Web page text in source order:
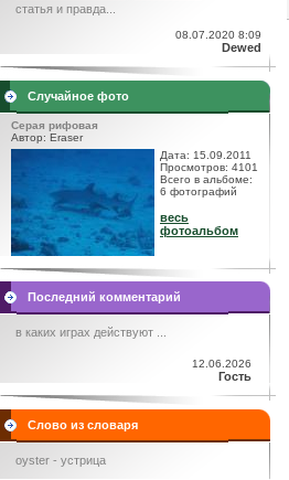
статья и правда...
08.07.2020 8:09
Dewed
Случайное фото
Серая рифовая
Автор: Eraser
Дата: 15.09.2011
Просмотров: 4101
Всего в альбоме:
6 фотографий
весь
фотоальбом
Последний комментарий
в каких играх действуют ...
12.06.2026
Гость
Слово из словаря
oyster - устрица